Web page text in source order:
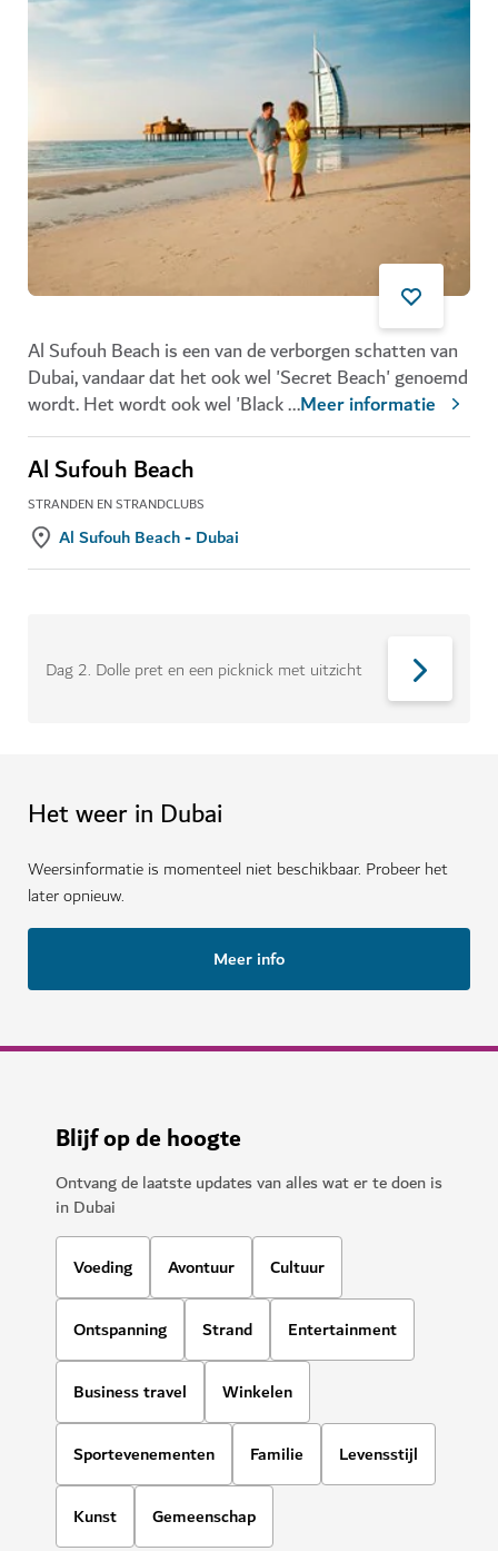
Al Sufouh Beach is een van de verborgen schatten van
Dubai, vandaar dat het ook wel 'Secret Beach' genoemd
wordt. Het wordt ook wel 'Black...Meer informatie
Al Sufouh Beach
STRANDEN EN STRANDCLUBS
Al Sufouh Beach - Dubai
Dag 2. Dolle pret en een picknick met uitzicht
Het weer in Dubai
Weersinformatie is momenteel niet beschikbaar. Probeer het
later opnieuw.
Meer info
Blijf op de hoogte
Ontvang de laatste updates van alles wat er te doen is
in Dubai
Voeding Avontuur Cultuur
Ontspanning Strand Entertainment
Business travel Winkelen
Sportevenementen Familie Levensstijl
Kunst Gemeenschap